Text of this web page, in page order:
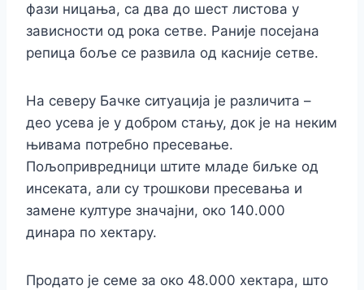
фази ницања, са два до шест листова у
зависности од рока сетве. Раније посејана
репица боље се развила од касније сетве.
На северу Бачке ситуација је различита –
део усева је у добром стању, док је на неким
њивама потребно пресевање.
Пољопривредници штите младе биљке од
инсеката, али су трошкови пресевања и
замене културе значајни, око 140.000
динара по хектару.
Продато је семе за око 48.000 хектара, што